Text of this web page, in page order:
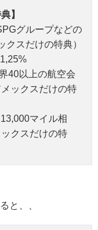
】
グループなどの
スだけの特典）
40以上の航空会
ックスだけの特
マイル相
クスだけの特
と、、